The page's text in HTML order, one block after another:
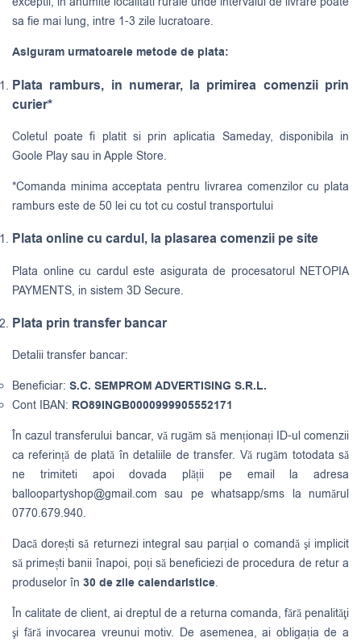
sa fie mai lung, intre 1-3 zile lucratoare.
Asiguram urmatoarele metode de plata:
Plata ramburs, in numerar, la primirea comenzii prin
curier*
Coletul poate fi platit si prin aplicatia Sameday, disponibila in
Goole Play sau in Apple Store.
*Comanda minima acceptata pentru livrarea comenzilor cu plata
ramburs este de 50 lei cu tot cu costul transportului
Plata online cu cardul, la plasarea comenzii pe site
Plata online cu cardul este asigurata de procesatorul NETOPIA
PAYMENTS, in sistem 3D Secure.
Plata prin transfer bancar
Detalii transfer bancar:
Beneficiar: S.C. SEMPROM ADVERTISING S.R.L.
Cont IBAN: RO89INGB0000999905552171
În cazul transferului bancar, vă rugăm să menționați ID-ul comenzii
ca referință de plată în detaliile de transfer. Vă rugăm totodata să
ne trimiteti apoi dovada plății pe email la adresa
balloopartyshop@gmail.com sau pe whatsapp/sms la numărul
0770.679.940.
Dacă dorești să returnezi integral sau parțial o comandă şi implicit
să primești banii înapoi, poți să beneficiezi de procedura de retur a
produselor în 30 de zile calendaristice.
În calitate de client, ai dreptul de a returna comanda, fără penalităţi
şi fără invocarea vreunui motiv. De asemenea, ai obligația de a